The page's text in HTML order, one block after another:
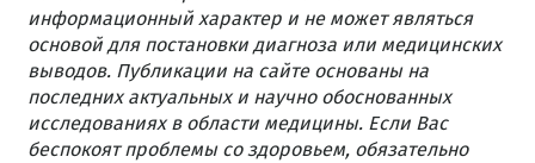
информационный характер и не может являться
основой для постановки диагноза или медицинских
выводов. Публикации на сайте основаны на
последних актуальных и научно обоснованных
исследованиях в области медицины. Если Вас
беспокоят проблемы со здоровьем, обязательно